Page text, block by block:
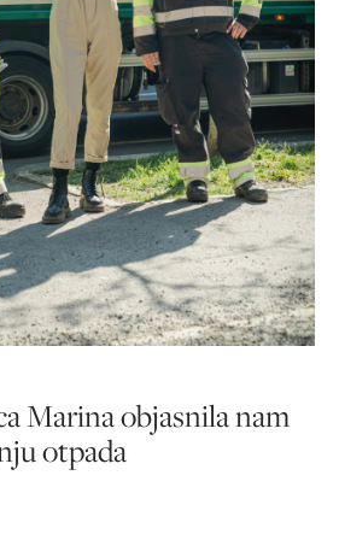
Marina objasnila nam
otpada